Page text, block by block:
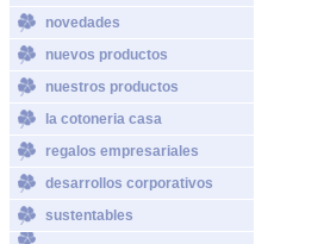
novedades
nuevos productos
nuestros productos
la cotoneria casa
regalos empresariales
desarrollos corporativos
sustentables